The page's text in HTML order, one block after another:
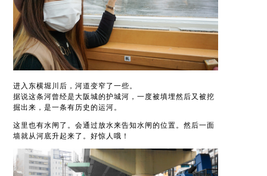
进入东横堀川后，河道变窄了一些。
据说这条河曾经是大阪城的护城河，一度被填埋然后又被挖
掘出来，是一条有历史的运河。
这里也有水闸了。会通过放水来告知水闸的位置。然后一面
墙就从河底升起来了。好惊人哦！